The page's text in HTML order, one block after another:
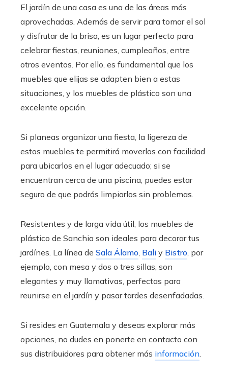
El jardín de una casa es una de las áreas más
aprovechadas. Además de servir para tomar el sol
y disfrutar de la brisa, es un lugar perfecto para
celebrar fiestas, reuniones, cumpleaños, entre
otros eventos. Por ello, es fundamental que los
muebles que elijas se adapten bien a estas
situaciones, y los muebles de plástico son una
excelente opción.
Si planeas organizar una fiesta, la ligereza de
estos muebles te permitirá moverlos con facilidad
para ubicarlos en el lugar adecuado; si se
encuentran cerca de una piscina, puedes estar
seguro de que podrás limpiarlos sin problemas.
Resistentes y de larga vida útil, los muebles de
plástico de Sanchia son ideales para decorar tus
jardínes. La línea de Sala Álamo Bali y Bistro , por
ejemplo, con mesa y dos o tres sillas, son
elegantes y muy llamativas, perfectas para
reunirse en el jardín y pasar tardes desenfadadas.
Si resides en Guatemala y deseas explorar más
opciones, no dudes en ponerte en contacto con
sus distribuidores para obtener más información